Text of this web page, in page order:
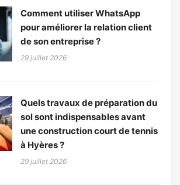
Comment utiliser WhatsApp
pour améliorer la relation client
de son entreprise ?
29 juillet 2026
Quels travaux de préparation du
sol sont indispensables avant
une construction court de tennis
à Hyères ?
29 juillet 2026